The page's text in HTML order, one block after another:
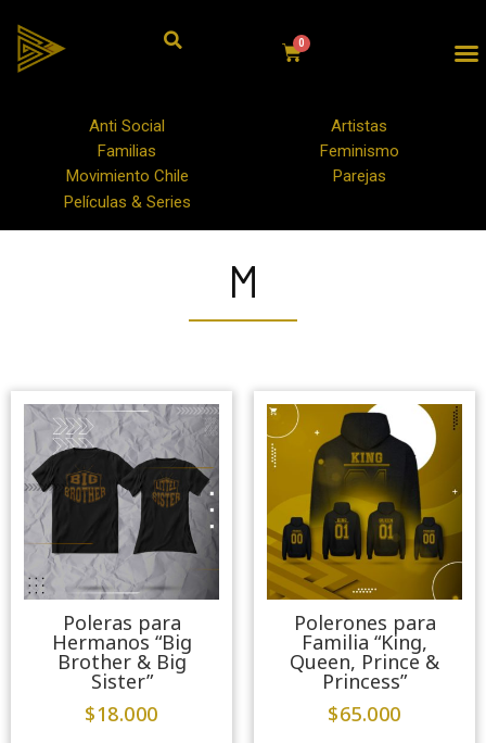
Anti Social
Artistas
Familias
Feminismo
Movimiento Chile
Parejas
Películas & Series
M
Poleras para
Hermanos “Big
Brother & Big
Sister”
$18.000
Polerones para
Familia “King,
Queen, Prince &
Princess”
$65.000